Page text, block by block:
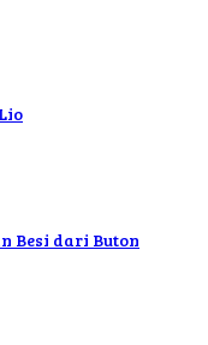
Besi dari Buton